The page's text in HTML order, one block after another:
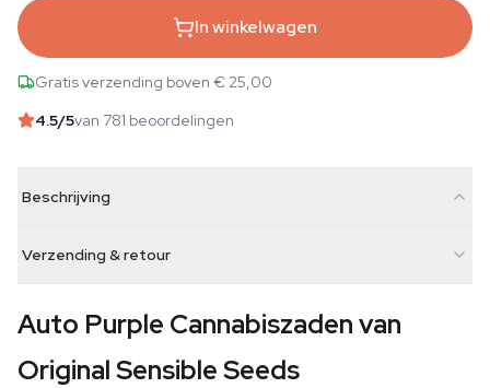
In winkelwagen
Gratis verzending boven € 25,00
4.5/5van 781 beoordelingen
Beschrijving
Verzending & retour
Auto Purple Cannabiszaden van
Original Sensible Seeds